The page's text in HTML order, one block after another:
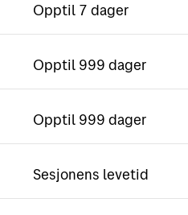
Opptil 7 dager
Opptil 999 dager
Opptil 999 dager
Sesjonens levetid